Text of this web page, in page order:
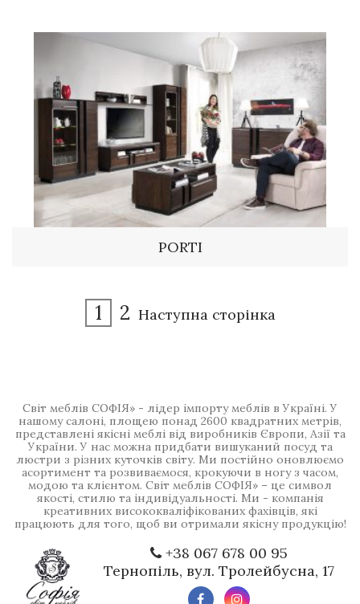
PORTI
1 2 Наступна сторінка
Світ меблів СОФІЯ» - лідер імпорту меблів в Україні. У
нашому салоні, площею понад 2600 квадратних метрів,
представлені якісні меблі від виробників Європи, Азії та
України. У нас можна придбати вишуканий посуд та
люстри з різних куточків світу. Ми постійно оновлюємо
асортимент та розвиваємося, крокуючи в ногу з часом,
модою та клієнтом. Світ меблів СОФІЯ» – це символ
якості, стилю та індивідуальності. Ми - компанія
креативних висококваліфікованих фахівців, які
працюють для того, щоб ви отримали якісну продукцію!
+38 067 678 00 95
Тернопіль, вул. Тролейбусна, 17